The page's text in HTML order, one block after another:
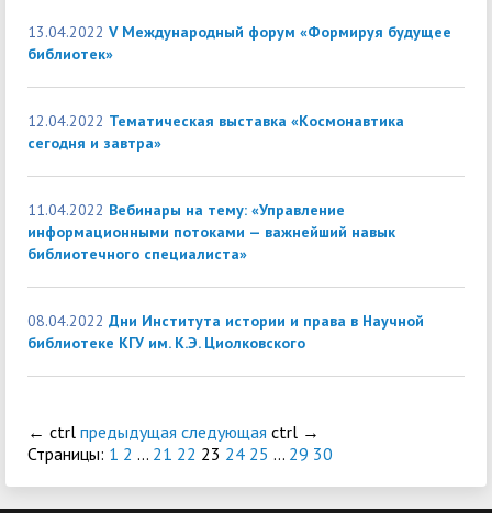
13.04.2022 V Международный форум «Формируя будущее
библиотек»
12.04.2022 Тематическая выставка «Космонавтика
сегодня и завтра»
11.04.2022 Вебинары на тему: «Управление
информационными потоками — важнейший навык
библиотечного специалиста»
08.04.2022 Дни Института истории и права в Научной
библиотеке КГУ им. К.Э. Циолковского
← ctrl предыдущая следующая ctrl →
Страницы: 1 2 ... 21 22 23 24 25 ... 29 30